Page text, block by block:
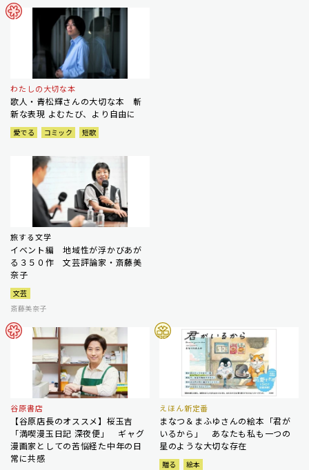
わたしの大切な本
歌人・青松輝さんの大切な本 斬
新な表現 よむたび、より自由に
愛でる コミック 短歌
旅する文学
イベント編 地域性が浮かびあが
る３５０作 文芸評論家・斎藤美
奈子
文芸
斎藤美奈子
谷原書店
【谷原店長のオススメ】桜玉吉
「満喫漫玉日記 深夜便」 ギャグ
漫画家としての苦悩経た中年の日
常に共感
えほん新定番
まなつ＆まふゆさんの絵本「君が
いるから」 あなたも私も一つの
星のような大切な存在
贈る
絵本